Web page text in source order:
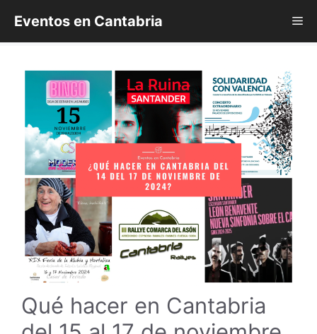
contenido
Eventos en Cantabria
Qué hacer en Cantabria